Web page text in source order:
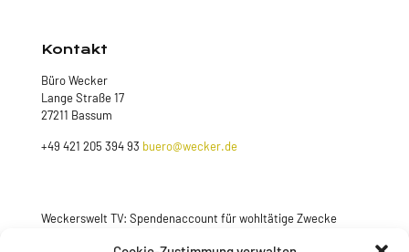
Kontakt
Büro Wecker
Lange Straße 17
27211 Bassum
+49 421 205 394 93 buero@wecker.de
Weckerswelt TV: Spendenaccount für wohltätige Zwecke